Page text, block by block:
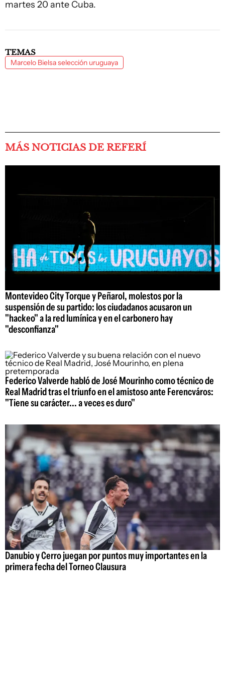
martes 20 ante Cuba.
TEMAS
Marcelo Bielsa selección uruguaya
MÁS NOTICIAS DE REFERÍ
Montevideo City Torque y Peñarol, molestos por la
suspensión de su partido: los ciudadanos acusaron un
"hackeo" a la red lumínica y en el carbonero hay
"desconfianza"
Federico Valverde habló de José Mourinho como técnico de
Real Madrid tras el triunfo en el amistoso ante Ferencváros:
"Tiene su carácter... a veces es duro"
Danubio y Cerro juegan por puntos muy importantes en la
primera fecha del Torneo Clausura